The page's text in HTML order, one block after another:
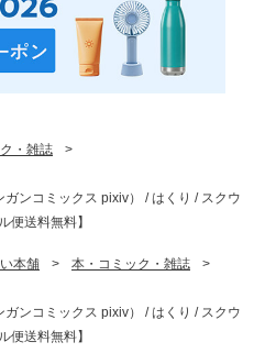
・雑誌
>
ガンコミックス pixiv） / はくり / スクウ
便送料無料】
本舗 > 本・コミック・雑誌
>
ガンコミックス pixiv） / はくり / スクウ
便送料無料】